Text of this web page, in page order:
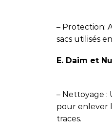
– Protection:
sacs utilisés
E. Daim et
– Nettoyage :
pour enlever
traces.